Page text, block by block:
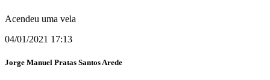
Acendeu uma vela
04/01/2021 17:13
Jorge Manuel Pratas Santos Arede